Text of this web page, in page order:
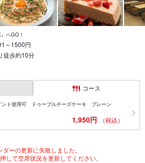
へGO！
～1500円
徒歩約10分
コース
ント使用可 ドゥーブルチーズケーキ プレーン
1,950円 （税込）
ダーの更新に失敗しました。
して空席状況を更新してください。